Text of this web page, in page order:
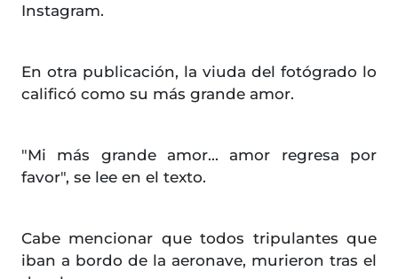
Instagram.
En otra publicación, la viuda del fotógrado lo
calificó como su más grande amor.
"Mi más grande amor... amor regresa por
favor", se lee en el texto.
Cabe mencionar que todos tripulantes que
iban a bordo de la aeronave, murieron tras el